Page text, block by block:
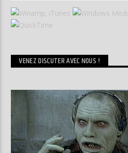
VENEZ DISCUTER AVEC NOUS !